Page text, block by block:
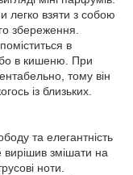
взяти з собою
збереження.
в
в кишеню. При
тому він
із близьких.
та елегантність
вирішив змішати на
ноти.